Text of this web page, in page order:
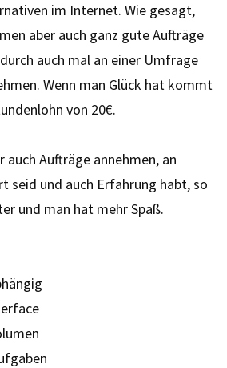
im Internet. Wie gesagt,
aber auch ganz gute Aufträge
auch mal an einer Umfrage
Wenn man Glück hat kommt
von 20€.
Aufträge annehmen, an
seid und auch Erfahrung habt, so
und man hat mehr Spaß.